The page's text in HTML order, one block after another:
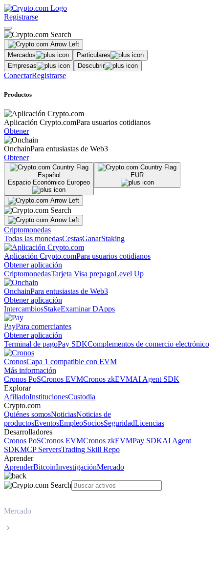
Registrarse
Mercados
Particulares
Empresas
Descubrir
ConectarRegistrarse
Productos
Aplicación Crypto.comPara usuarios cotidianos
Obtener
OnchainPara entusiastas de Web3
Obtener
Español
Espacio Económico Europeo
EUR
Criptomonedas
Todas las monedasCestasGanarStaking
Aplicación Crypto.comPara usuarios cotidianos
Obtener aplicación
CriptomonedasTarjeta Visa prepagoLevel Up
OnchainPara entusiastas de Web3
Obtener aplicación
IntercambiosStakeExaminar DApps
PayPara comerciantes
Obtener aplicación
Terminal de pagoPay SDKComplementos de comercio electrónico
CronosCapa 1 compatible con EVM
Más información
Cronos PoSCronos EVMCronos zkEVMAI Agent SDK
Explorar
AfiliadoInstitucionesCustodia
Crypto.com
Quiénes somosNoticiasNoticias de
productosEventosEmpleoSociosSeguridadLicencias
Desarrolladores
Cronos PoSCronos EVMCronos zkEVMPay SDKAI Agent
SDKMCP ServersTrading Skill Repo
Aprender
AprenderBitcoinInvestigaciónMercado
Mercado